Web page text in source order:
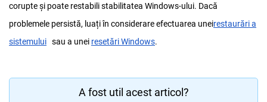
corupte și poate restabili stabilitatea Windows-ului. Dacă
problemele persistă, luați în considerare efectuarea uneirestaurări a
sistemului sau a unei resetări Windows.
A fost util acest articol?